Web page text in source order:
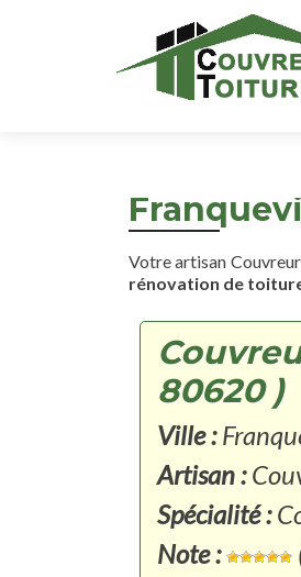
Votre artisan
rénovation de
80620 )
Ville :
Artisan :
Spécialité :
Note :